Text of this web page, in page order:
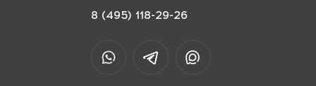
8 (495) 118-29-26